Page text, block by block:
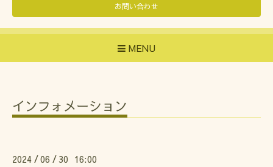
お問い合わせ
MENU
インフォメーション
2024 /06 / 30 16:00